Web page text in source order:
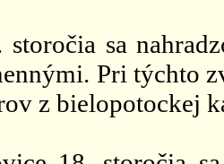
storočia sa
Pri týchto
z bielopotockej